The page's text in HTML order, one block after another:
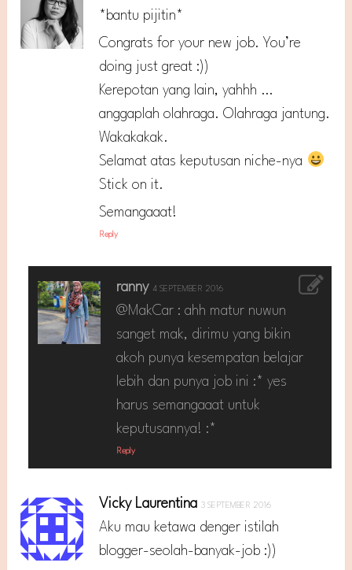
*bantu pijitin*
Congrats for your new job. You’re
doing just great :))
Kerepotan yang lain, yahhh …
anggaplah olahraga. Olahraga jantung.
Wakakakak.
Selamat atas keputusan niche-nya
Stick on it.
Semangaaat!
Reply
ranny 4 SEPTEMBER 2016
@MakCar : ahh matur nuwun
sanget mak, dirimu yang bikin
akoh punya kesempatan belajar
lebih dan punya job ini :* yes
harus semangaaat untuk
keputusannya! :*
Reply
Vicky Laurentina 3 SEPTEMBER 2016
Aku mau ketawa denger istilah
blogger-seolah-banyak-job :))